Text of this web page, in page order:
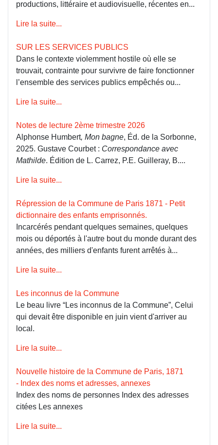
productions, littéraire et audiovisuelle, récentes en...
Lire la suite...
SUR LES SERVICES PUBLICS
Dans le contexte violemment hostile où elle se
trouvait, contrainte pour survivre de faire fonctionner
l’ensemble des services publics empêchés ou...
Lire la suite...
Notes de lecture 2ème trimestre 2026
Alphonse Humbert, Mon bagne, Éd. de la Sorbonne,
2025. Gustave Courbet : Correspondance avec
Mathilde. Édition de L. Carrez, P.E. Guilleray, B....
Lire la suite...
Répression de la Commune de Paris 1871 - Petit
dictionnaire des enfants emprisonnés.
Incarcérés pendant quelques semaines, quelques
mois ou déportés à l'autre bout du monde durant des
années, des milliers d'enfants furent arrêtés à...
Lire la suite...
Les inconnus de la Commune
Le beau livre “Les inconnus de la Commune”, Celui
qui devait être disponible en juin vient d'arriver au
local.
Lire la suite...
Nouvelle histoire de la Commune de Paris, 1871
- Index des noms et adresses, annexes
Index des noms de personnes Index des adresses
citées Les annexes
Lire la suite...